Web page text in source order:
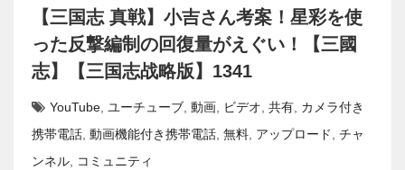
【三国志 真戦】小吉さん考案！星彩を使
った反撃編制の回復量がえぐい！【三國
志】【三国志战略版】1341
YouTube ユーチューブ 動画 ビデオ 共有 カメラ付き
携帯電話 動画機能付き携帯電話 無料 アップロード
チャ
ンネル
コミュニティ